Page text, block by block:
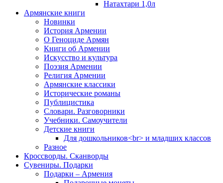
Натахтари 1,0л
Армянские книги
Новинки
История Армении
О Геноциде Армян
Книги об Армении
Иcкусство и культура
Поэзия Армении
Религия Армении
Армянские классики
Исторические романы
Публицистика
Словари. Разговорники
Учебники. Самоучители
Детские книги
Для дошкольников<br> и младших классов
Разное
Кроссворды. Сканворды
Сувениры. Подарки
Подарки – Армения